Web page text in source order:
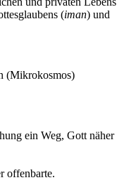
(iman) und
(Mikrokosmos)
ein Weg, Gott näher
offenbarte.